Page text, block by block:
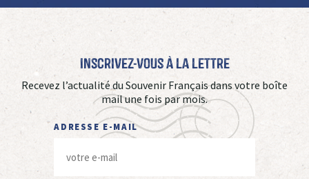
Inscrivez-vous à La Lettre
Recevez l’actualité du Souvenir Français dans votre boîte
mail une fois par mois.
ADRESSE E-MAIL